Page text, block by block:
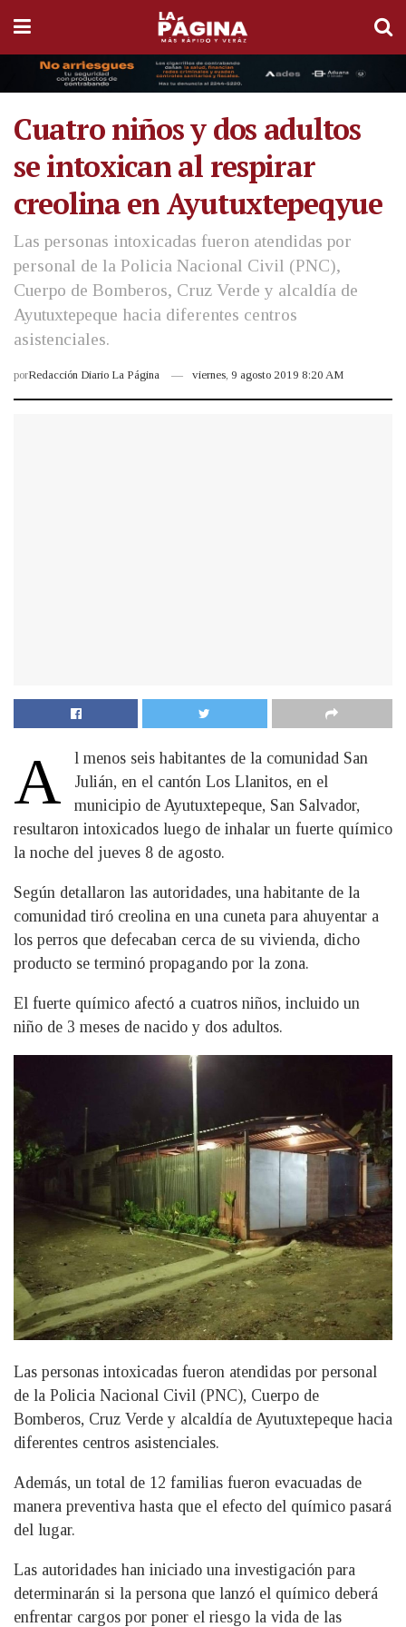
Cuatro niños y dos adultos
se intoxican al respirar
creolina en Ayutuxtepeqyue
Las personas intoxicadas fueron atendidas por
personal de la Policia Nacional Civil (PNC),
Cuerpo de Bomberos, Cruz Verde y alcaldía de
Ayutuxtepeque hacia diferentes centros
asistenciales.
porRedacción Diario La Página viernes, 9 agosto 2019 8:20 AM
A
l menos seis habitantes de la comunidad San
Julián, en el cantón Los Llanitos, en el
municipio de Ayutuxtepeque, San Salvador,
resultaron intoxicados luego de inhalar un fuerte químico
la noche del jueves 8 de agosto.
Según detallaron las autoridades, una habitante de la
comunidad tiró creolina en una cuneta para ahuyentar a
los perros que defecaban cerca de su vivienda, dicho
producto se terminó propagando por la zona.
El fuerte químico afectó a cuatros niños, incluido un
niño de 3 meses de nacido y dos adultos.
Las personas intoxicadas fueron atendidas por personal
de la Policia Nacional Civil (PNC), Cuerpo de
Bomberos, Cruz Verde y alcaldía de Ayutuxtepeque hacia
diferentes centros asistenciales.
Además, un total de 12 familias fueron evacuadas de
manera preventiva hasta que el efecto del químico pasará
del lugar.
Las autoridades han iniciado una investigación para
determinarán si la persona que lanzó el químico deberá
enfrentar cargos por poner el riesgo la vida de las